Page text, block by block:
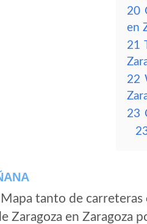
20
en
21
22
23
tanto de
Zaragoza en Zaragoza